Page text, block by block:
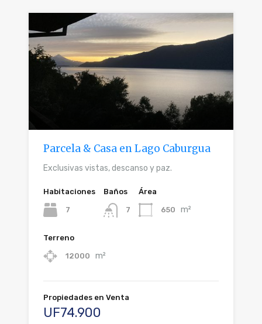
Parcela & Casa en Lago Caburgua
Exclusivas vistas, descanso y paz.
Habitaciones
7
Baños
7
Área
650 m²
Terreno
12000 m²
Propiedades en Venta
UF74.900